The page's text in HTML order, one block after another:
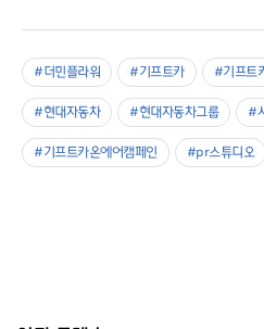
#더민플라워 #기프트카 #기프트
#현대자동차 #현대자동차그룹 #
#기프트카온에어캠페인 #pr스튜디오